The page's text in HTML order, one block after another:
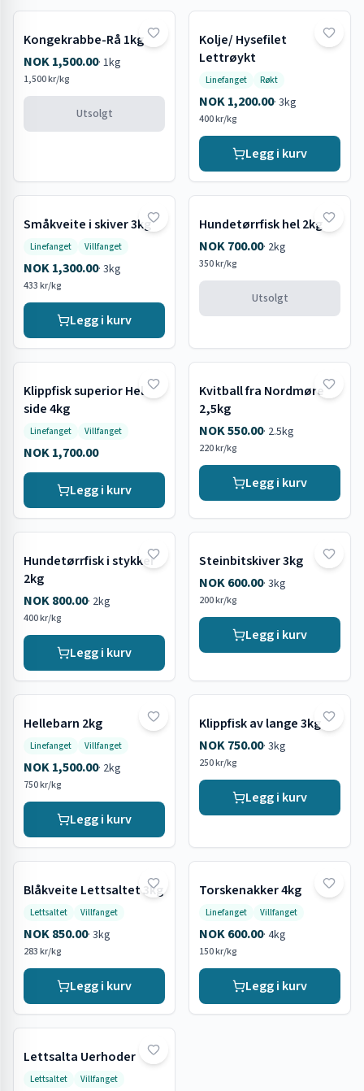
Utsolgt
Kongekrabbe-Rå 1kg
NOK 1,500.00· 1kg
1,500 kr/kg
Utsolgt
Kolje/ Hysefilet
Lettrøykt
Linefanget Røkt
NOK 1,200.00· 3kg
400 kr/kg
Legg i kurv
Småkveite i skiver 3kg
Linefanget Villfanget
NOK 1,300.00· 3kg
433 kr/kg
Legg i kurv
Utsolgt
Hundetørrfisk hel 2kg
NOK 700.00· 2kg
350 kr/kg
Utsolgt
Klippfisk superior Hel
side 4kg
Linefanget Villfanget
NOK 1,700.00
Legg i kurv
Kvitball fra Nordmøre
2,5kg
NOK 550.00· 2.5kg
220 kr/kg
Legg i kurv
Hundetørrfisk i stykker
2kg
NOK 800.00· 2kg
400 kr/kg
Legg i kurv
Steinbitskiver 3kg
NOK 600.00· 3kg
200 kr/kg
Legg i kurv
Hellebarn 2kg
Linefanget Villfanget
NOK 1,500.00· 2kg
750 kr/kg
Legg i kurv
Klippfisk av lange 3kg
NOK 750.00· 3kg
250 kr/kg
Legg i kurv
Blåkveite Lettsaltet 3kg
Lettsaltet Villfanget
NOK 850.00· 3kg
283 kr/kg
Legg i kurv
Torskenakker 4kg
Linefanget Villfanget
NOK 600.00· 4kg
150 kr/kg
Legg i kurv
Lettsalta Uerhoder
Lettsaltet Villfanget